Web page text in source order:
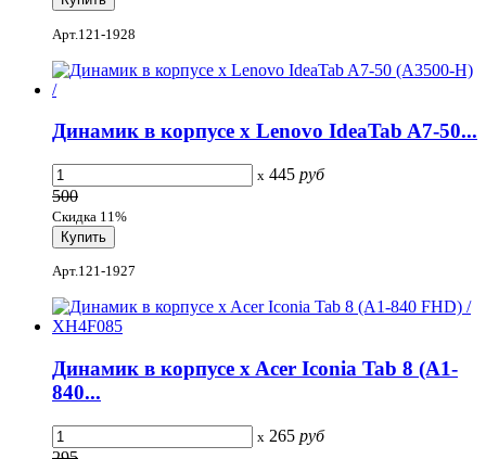
Арт.121-1928
Динамик в корпусе x Lenovo IdeaTab A7-50...
x 445 руб
500
Скидка 11%
Арт.121-1927
Динамик в корпусе x Acer Iconia Tab 8 (A1-
840...
x 265 руб